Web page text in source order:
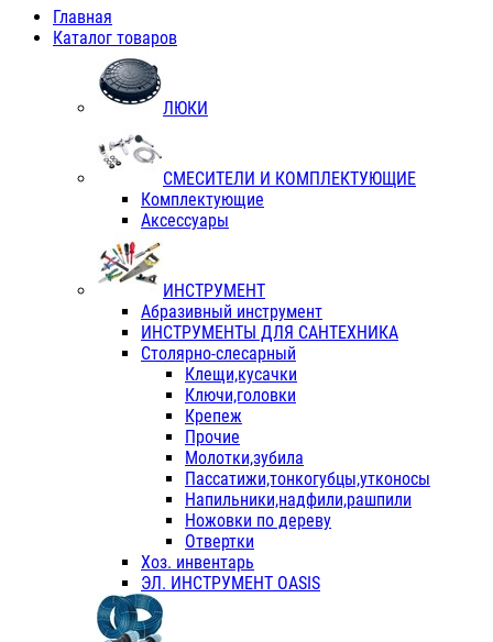
Главная
Каталог товаров
ЛЮКИ
СМЕСИТЕЛИ И КОМПЛЕКТУЮЩИЕ
Комплектующие
Аксессуары
ИНСТРУМЕНТ
Абразивный инструмент
ИНСТРУМЕНТЫ ДЛЯ САНТЕХНИКА
Столярно-слесарный
Клещи,кусачки
Ключи,головки
Крепеж
Прочие
Молотки,зубила
Пассатижи,тонкогубцы,утконосы
Напильники,надфили,рашпили
Ножовки по дереву
Отвертки
Хоз. инвентарь
ЭЛ. ИНСТРУМЕНТ OASIS